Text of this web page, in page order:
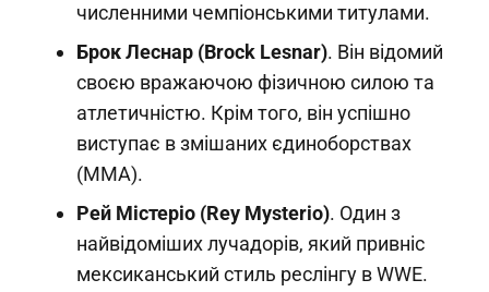
численними чемпіонськими титулами.
Брок Леснар (Brock Lesnar). Він відомий
своєю вражаючою фізичною силою та
атлетичністю. Крім того, він успішно
виступає в змішаних єдиноборствах
(MMA).
Рей Містеріо (Rey Mysterio). Один з
найвідоміших лучадорів, який привніс
мексиканський стиль реслінгу в WWE.